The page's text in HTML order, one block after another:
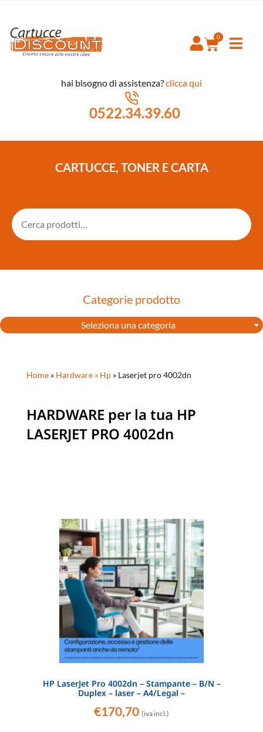
hai bisogno di assistenza?clicca qui
0522.34.39.60
CARTUCCE, TONER E CARTA
Categorie prodotto
Seleziona una categoria
Home » Hardware » Hp » Laserjet pro 4002dn
HARDWARE per la tua HP
LASERJET PRO 4002dn
HP LaserJet Pro 4002dn – Stampante – B/N –
Duplex – laser – A4/Legal –
€170,70 (iva incl.)